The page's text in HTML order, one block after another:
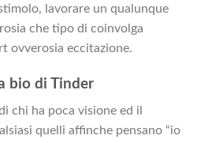
lavorare un qualunque
che tipo di coinvolga
ovverosia eccitazione.
bio di Tinder
chi ha poca visione ed il
quelli affinche pensano “io